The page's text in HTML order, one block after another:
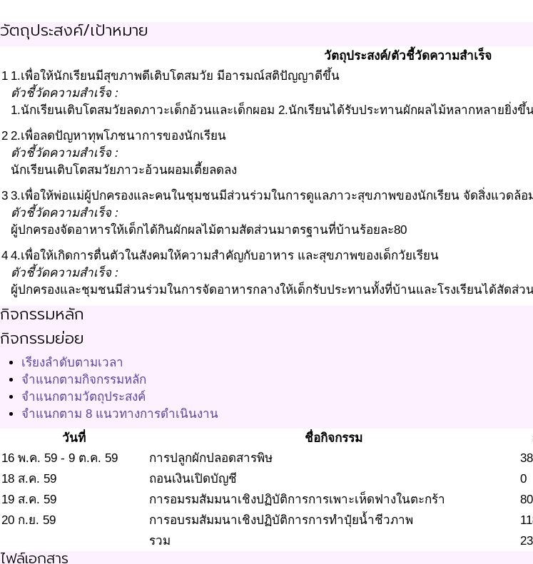
วัตถุประสงค์/เป้าหมาย
วัตถุประสงค์/ตัวชี้วัดความสำเร็จ
1 1.เพื่อให้นักเรียนมีสุขภาพดีเติบโตสมวัย มีอารมณ์สติปัญญาดีขึ้น
ตัวชี้วัดความสำเร็จ :
1.นักเรียนเติบโตสมวัยลดภาวะเด็กอ้วนและเด็กผอม 2.นักเรียนได้รับประทานผักผลไม้หลากหลายยิ่งขึ้
2 2.เพื่อลดปัญหาทุพโภชนาการของนักเรียน
ตัวชี้วัดความสำเร็จ :
นักเรียนเติบโตสมวัยภาวะอ้วนผอมเตี้ยลดลง
3 3.เพื่อให้พ่อแม่ผู้ปกครองและคนในชุมชนมีส่วนร่วมในการดูแลภาวะสุขภาพของนักเรียน จัดสิ่งแวดล้อ
ตัวชี้วัดความสำเร็จ :
ผู้ปกครองจัดอาหารให้เด็กได้กินผักผลไม้ตามสัดส่วนมาตรฐานที่บ้านร้อยละ80
4 4.เพื่อให้เกิดการตื่นตัวในสังคมให้ความสำคัญกับอาหาร และสุขภาพของเด็กวัยเรียน
ตัวชี้วัดความสำเร็จ :
ผู้ปกครองและชุมชนมีส่วนร่วมในการจัดอาหารกลางให้เด็กรับประทานทั้งที่บ้านและโรงเรียนได้สัดส่
กิจกรรมหลัก
กิจกรรมย่อย
เรียงลำดับตามเวลา
จำแนกตามกิจกรรมหลัก
จำแนกตามวัตถุประสงค์
จำแนกตาม 8 แนวทางการดำเนินงาน
วันที่
ชื่อกิจกรรม
16 พ.ค. 59 - 9 ต.ค. 59
การปลูกผักปลอดสารพิษ 38
18 ส.ค. 59 ถอนเงินเปิดบัญชี 0
19 ส.ค. 59 การอมรมสัมมนาเชิงปฏิบัติการการเพาะเห็ดฟางในตะกร้า 80
20 ก.ย. 59 การอบรมสัมมนาเชิงปฏิบัติการการทำปุ๋ยน้ำชีวภาพ
รวม
ไฟล์เอกสาร